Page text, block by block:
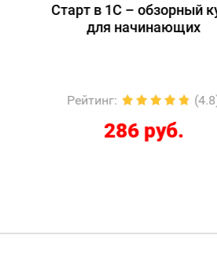
Старт в 1С – обзорный
для начинающих
Рейтинг:
286 руб.